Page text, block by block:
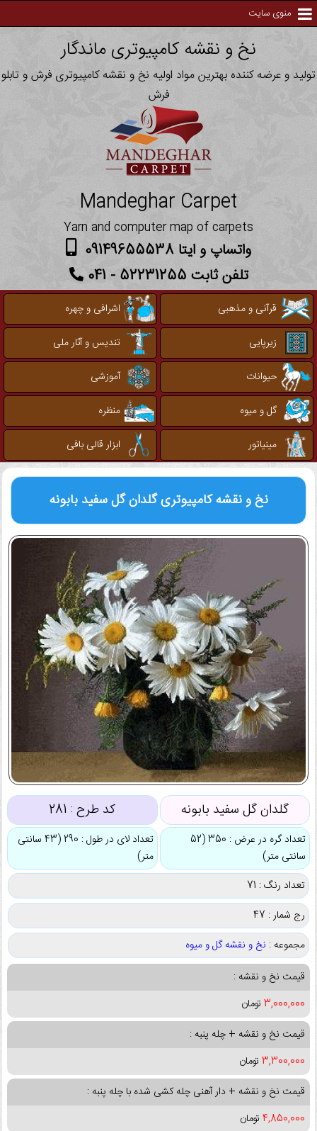
منوی سایت
نخ و نقشه کامپیوتری ماندگار
تولید و عرضه کننده بهترین مواد اولیه نخ و نقشه کامپیوتری فرش و تابلو
فرش
Mandeghar Carpet
Yarn and computer map of carpets
واتساپ و ایتا 09149655538
تلفن ثابت 52231255 - 041
قرآنی و مذهبی
اشرافی و چهره
زیرپایی
تندیس و آثار ملی
حیوانات
آموزشی
گل و میوه
منظره
مینیاتور
ابزار قالی بافی
نخ و نقشه کامپیوتریگلدان گل سفید بابونه
گلدان گل سفید بابونه کد طرح : 281
تعداد گره در عرض : 350 (52
سانتی متر)
تعداد لای در طول : 290 (43 سانتی
متر)
تعداد رنگ : 71
رج شمار : 47
مجموعه : نخ و نقشه گل و میوه
قیمت نخ و نقشه :
3,000,000 تومان
قیمت نخ و نقشه + چله پنبه :
3,300,000 تومان
قیمت نخ و نقشه + دار آهنی چله کشی شده با چله پنبه :
4,850,000 تومان